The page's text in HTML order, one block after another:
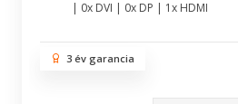
| 0x DVI | 0x DP | 1x HDMI
3 év garancia